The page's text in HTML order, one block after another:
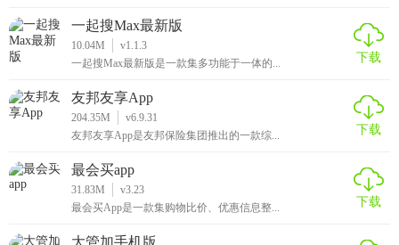
一起搜Max最新版
10.04M
v1.1.3
一起搜Max最新版是一款集多功能于一体的...
下载
友邦友享App
204.35M
v6.9.31
友邦友享App是友邦保险集团推出的一款综...
下载
最会买app
31.83M
v3.23
最会买App是一款集购物比价、优惠信息整...
下载
大管加手机版